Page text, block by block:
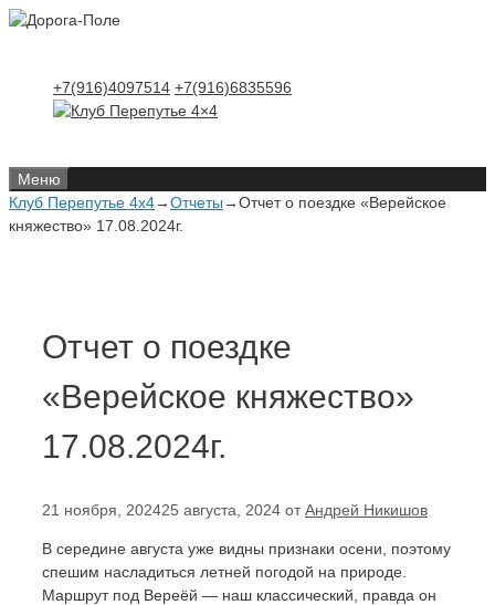
Перейти
Перейти
+7(916)4097514 +7(916)6835596
Меню
Клуб Перепутье 4x4→Отчеты→Отчет о поездке «Верейское
княжество» 17.08.2024г.
Отчет о поездке
«Верейское княжество»
17.08.2024г.
21 ноября, 202425 августа, 2024 отАндрей Никишов
В середине августа уже видны признаки осени, поэтому
спешим насладиться летней погодой на природе.
Маршрут под Вереёй — наш классический, правда он